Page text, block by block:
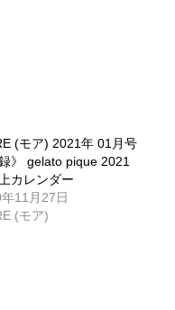
(モア) 2021年 01月号
録》 gelato pique 2021
カレンダー
11月27日
(モア)